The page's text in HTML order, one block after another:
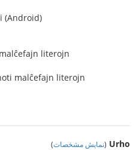
(Android)
literojn
malĉefajn literojn
Urho
(نمایش مشخصات)